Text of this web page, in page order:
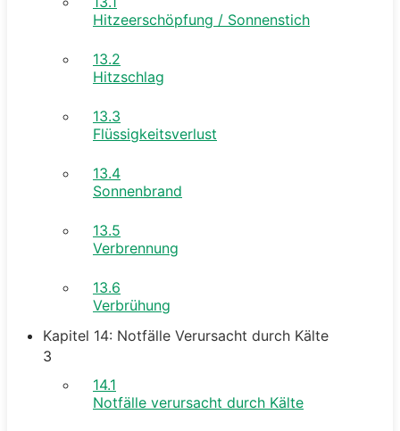
Hitzeerschöpfung / Sonnenstich
13.2
Hitzschlag
13.3
Flüssigkeitsverlust
13.4
Sonnenbrand
13.5
Verbrennung
13.6
Verbrühung
Kapitel 14: Notfälle Verursacht durch Kälte
3
14.1
Notfälle verursacht durch Kälte